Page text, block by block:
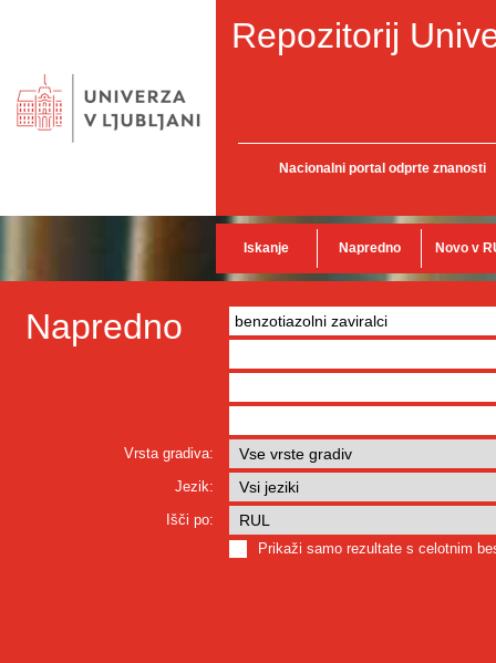
Repozitorij
Nacionalni portal odprte znanosti
Iskanje Napredno Novo v
Napredno
Vrsta gradiva:
Jezik:
Išči po:
Prikaži samo rezultate s celotnim